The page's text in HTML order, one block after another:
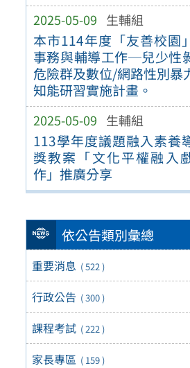
2025-05-09 生輔組
本市114年度「友善校園
事務與輔導工作─兒少性
危險群及數位/網路性別暴
知能研習實施計畫。
2025-05-09 生輔組
113學年度議題融入素養
獎教案「文化平權融入
作」推廣分享
依公告類別彙總
重要消息 ( 522 )
行政公告 ( 300 )
課程考試 ( 222 )
家長專區 ( 159 )